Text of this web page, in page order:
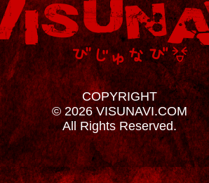
COPYRIGHT
© 2026 VISUNAVI.COM
All Rights Reserved.